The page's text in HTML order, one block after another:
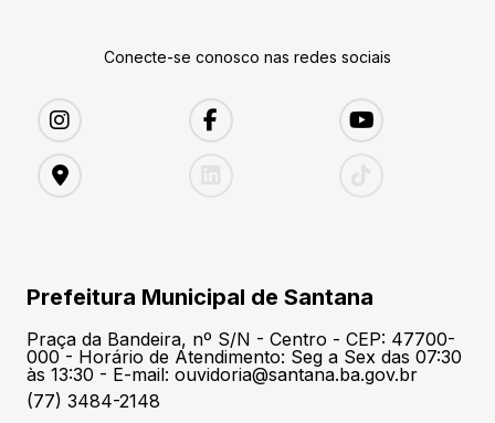
Conecte-se conosco nas redes sociais
Prefeitura Municipal de Santana
Praça da Bandeira, nº S/N - Centro - CEP: 47700-
000 - Horário de Atendimento: Seg a Sex das 07:30
às 13:30 - E-mail: ouvidoria@santana.ba.gov.br
(77) 3484-2148